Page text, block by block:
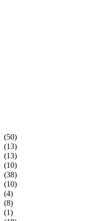
(50)
(13)
(13)
(10)
(38)
(10)
(4)
(8)
(1)